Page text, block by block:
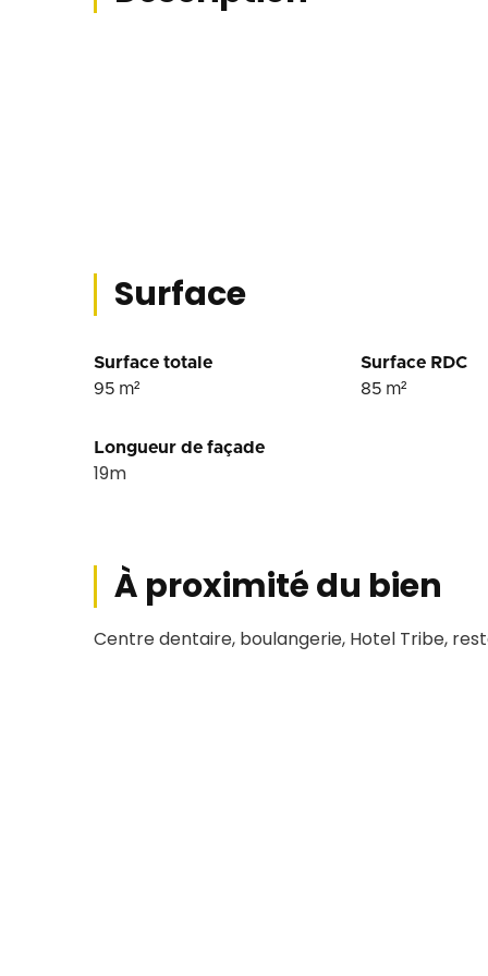
Surface
Surface totale
95 m²
Surface RDC
85 m²
Longueur de façade
19m
À proximité du bien
Centre dentaire, boulangerie, Hotel Tribe,